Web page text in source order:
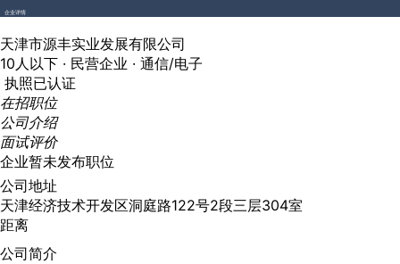
企业详情
天津市源丰实业发展有限公司
10人以下 · 民营企业 · 通信/电子
执照已认证
在招职位
公司介绍
面试评价
企业暂未发布职位
公司地址
天津经济技术开发区洞庭路122号2段三层304室
距离
公司简介